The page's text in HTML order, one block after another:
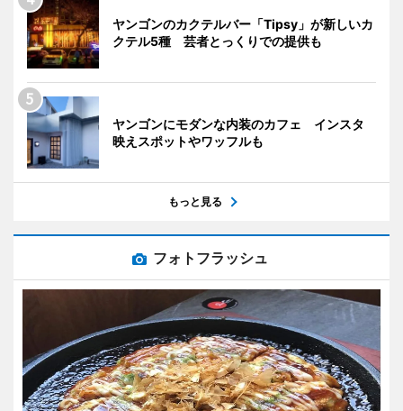
ヤンゴンのカクテルバー「Tipsy」が新しいカ
クテル5種 芸者とっくりでの提供も
ヤンゴンにモダンな内装のカフェ インスタ
映えスポットやワッフルも
もっと見る
フォトフラッシュ